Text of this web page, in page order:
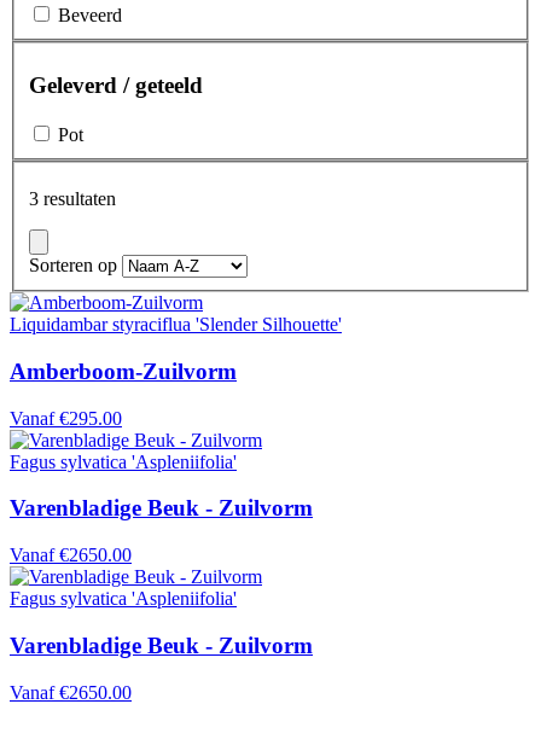
Beveerd
Geleverd / geteeld
Pot
3 resultaten
Sorteren op
Liquidambar styraciflua 'Slender Silhouette'
Amberboom-Zuilvorm
Vanaf €295.00
Fagus sylvatica 'Aspleniifolia'
Varenbladige Beuk - Zuilvorm
Vanaf €2650.00
Fagus sylvatica 'Aspleniifolia'
Varenbladige Beuk - Zuilvorm
Vanaf €2650.00